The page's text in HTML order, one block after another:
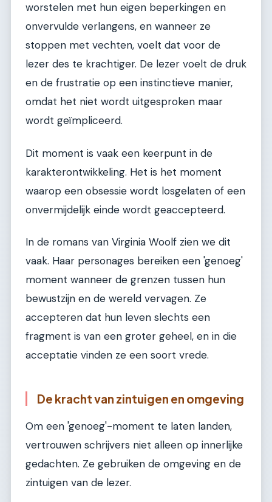
worstelen met hun eigen beperkingen en
onvervulde verlangens, en wanneer ze
stoppen met vechten, voelt dat voor de
lezer des te krachtiger. De lezer voelt de druk
en de frustratie op een instinctieve manier,
omdat het niet wordt uitgesproken maar
wordt geïmpliceerd.
Dit moment is vaak een keerpunt in de
karakterontwikkeling. Het is het moment
waarop een obsessie wordt losgelaten of een
onvermijdelijk einde wordt geaccepteerd.
In de romans van Virginia Woolf zien we dit
vaak. Haar personages bereiken een 'genoeg'
moment wanneer de grenzen tussen hun
bewustzijn en de wereld vervagen. Ze
accepteren dat hun leven slechts een
fragment is van een groter geheel, en in die
acceptatie vinden ze een soort vrede.
De kracht van zintuigen en omgeving
Om een 'genoeg'-moment te laten landen,
vertrouwen schrijvers niet alleen op innerlijke
gedachten. Ze gebruiken de omgeving en de
zintuigen van de lezer.